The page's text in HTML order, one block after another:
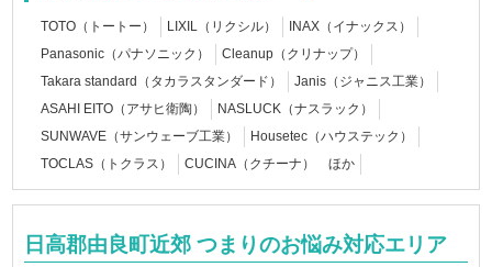
TOTO（トートー） LIXIL（リクシル）
INAX（イナックス）
Panasonic（パナソニック）
Cleanup（クリナップ）
Takara standard（タカラスタンダード）
Janis（ジャニス工業）
ASAHI EITO（アサヒ衛陶）
NASLUCK（ナスラック）
SUNWAVE（サンウェーブ工業）
Housetec（ハウステック）
TOCLAS（トクラス）
CUCINA（クチーナ） ほか
日高郡由良町近郊 つまりのお悩み対応エリア